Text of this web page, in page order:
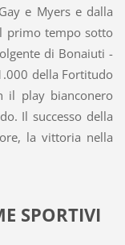
e Myers e dalla
primo tempo sotto
di Bonaiuti -
della Fortitudo
il play bianconero
Il successo della
la vittoria nella
SPORTIVI